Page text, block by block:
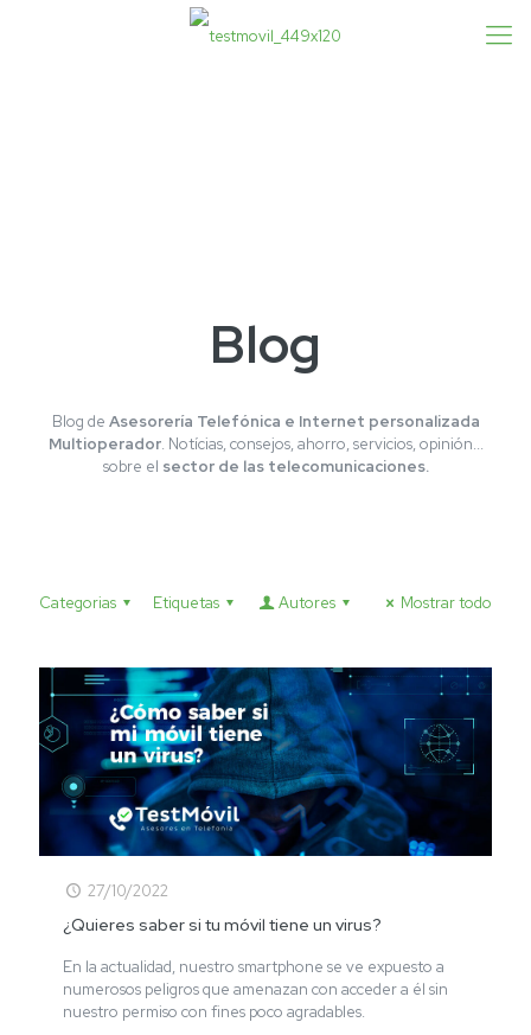
Blog
Blog de Asesorería Telefónica e Internet personalizada
Multioperador. Notícias, consejos, ahorro, servicios, opinión...
sobre el sector de las telecomunicaciones.
Categorias Etiquetas Autores Mostrar todo
27/10/2022
¿Quieres saber si tu móvil tiene un virus?
En la actualidad, nuestro smartphone se ve expuesto a
numerosos peligros que amenazan con acceder a él sin
nuestro permiso con fines poco agradables.